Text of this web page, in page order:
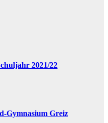
2021/22
Gymnasium Greiz